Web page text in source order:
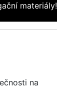
materiály!
na